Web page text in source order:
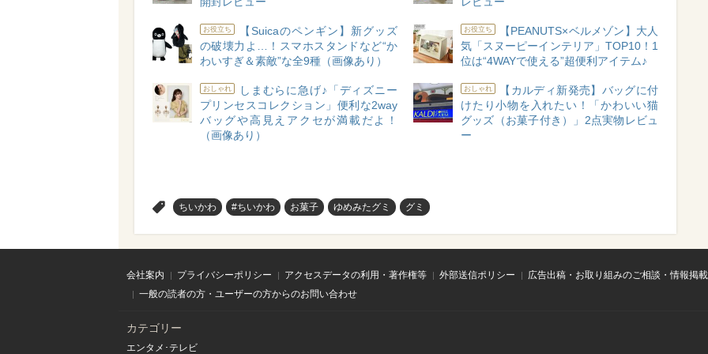
お役立ち
【Suicaのペンギン】新グッズ
の破壊力よ…！スマホスタンドなど“か
わいすぎ＆素敵”な全9種（画像あり）
お役立ち
【PEANUTS×ベルメゾン】大人
気「スヌーピーインテリア」TOP10！1
位は“4WAYで使える”超便利アイテム♪
おしゃれ
しまむらに急げ♪「ディズニー
プリンセスコレクション」便利な2way
バッグや高見えアクセが満載だよ！
（画像あり）
おしゃれ
【カルディ新発売】バッグに付
けたり小物を入れたい！「かわいい猫
グッズ（お菓子付き）」2点実物レビュ
ー
ちいかわ #ちいかわ お菓子 ゆめみたグミ グミ
会社案内 プライバシーポリシー アクセスデータの利用・著作権等 外部送信ポリシー
広告出稿・お取り組みのご相談・情報掲
一般の読者の方・ユーザーの方からのお問い合わせ
カテゴリー
エンタメ･テレビ